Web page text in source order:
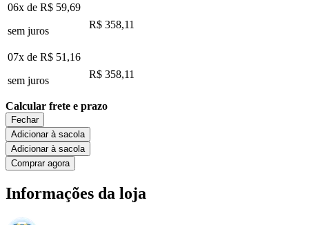
06x de R$ 59,69
sem juros
R$ 358,11
07x de R$ 51,16
sem juros
R$ 358,11
Calcular frete e prazo
Fechar
Adicionar à sacola
Adicionar à sacola
Comprar agora
Informações da loja